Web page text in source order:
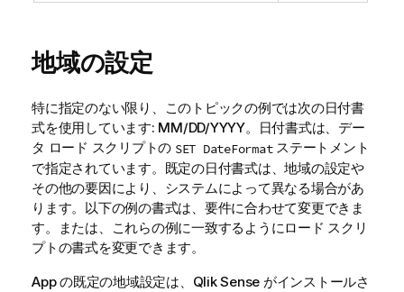
地域の設定
特に指定のない限り、このトピックの例では次の日付書
式を使用しています: MM/DD/YYYY。日付書式は、デー
タ ロード スクリプトの SET DateFormatステートメント
で指定されています。既定の日付書式は、地域の設定や
その他の要因により、システムによって異なる場合があ
ります。以下の例の書式は、要件に合わせて変更できま
す。または、これらの例に一致するようにロード スクリ
プトの書式を変更できます。
App の既定の地域設定は、 Qlik Sense がインストールさ